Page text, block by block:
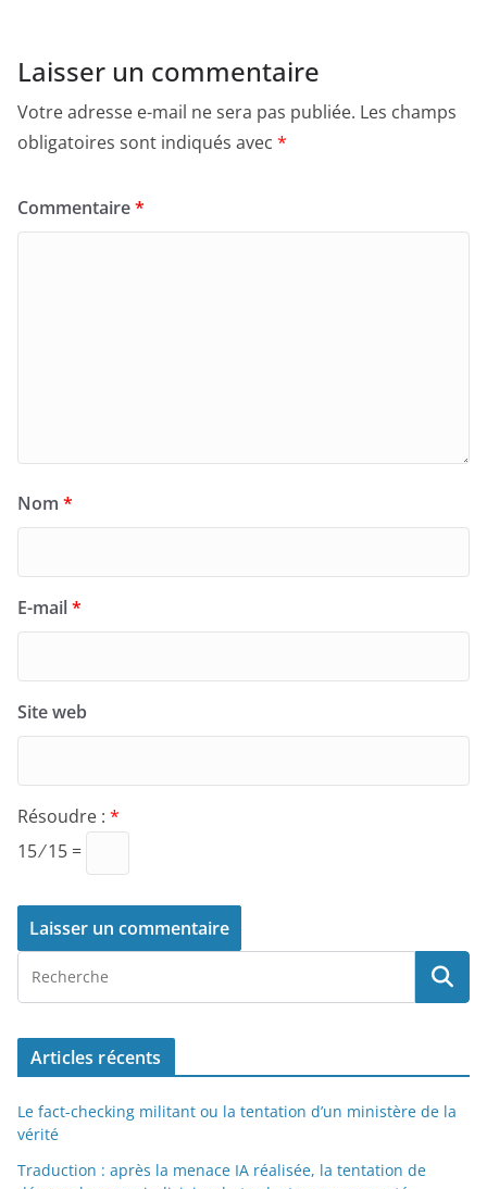
Laisser un commentaire
Votre adresse e-mail ne sera pas publiée. Les champs
obligatoires sont indiqués avec *
Commentaire*
Nom *
E-mail*
Site web
Résoudre : *
15 ⁄ 15 =
Articles récents
Le fact-checking militant ou la tentation d’un ministère de la
vérité
Traduction : après la menace IA réalisée, la tentation de